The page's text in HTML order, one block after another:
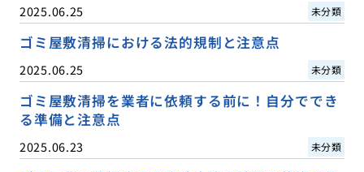
2025.06.25 未分類
ゴミ屋敷清掃における法的規制と注意点
2025.06.25 未分類
ゴミ屋敷清掃を業者に依頼する前に！自分ででき
る準備と注意点
2025.06.23 未分類